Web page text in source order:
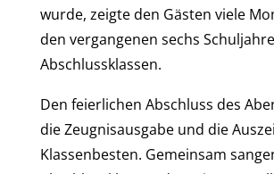
wurde, zeigte den Gästen viele
den vergangenen sechs
Abschlussklassen.
Den feierlichen Abschluss des
die Zeugnisausgabe und die
Klassenbesten. Gemeinsam